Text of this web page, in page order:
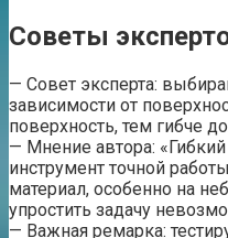
Советы
— Совет эксперта:
зависимости от
поверхность, тем гибче
— Мнение автора:
инструмент точной
материал, особенно на
упростить задачу
— Важная ремарка: